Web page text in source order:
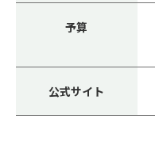
予算
公式サイト